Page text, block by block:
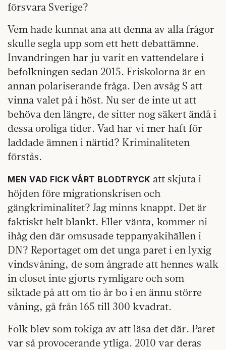
försvara Sverige?
Vem hade kunnat ana att denna av alla frågor
skulle segla upp som ett hett debattämne.
Invandringen har ju varit en vattendelare i
befolkningen sedan 2015. Friskolorna är en
annan polariserande fråga. Den avsåg S att
vinna valet på i höst. Nu ser de inte ut att
behöva den längre, de sitter nog säkert ändå i
dessa oroliga tider. Vad har vi mer haft för
laddade ämnen i närtid? Kriminaliteten
förstås.
MEN VAD FICK VÅRT BLODTRYCK att skjuta i
höjden före migrationskrisen och
gängkriminalitet? Jag minns knappt. Det är
faktiskt helt blankt. Eller vänta, kommer ni
ihåg den där omsusade teppanyakihällen i
DN? Reportaget om det unga paret i en lyxig
vindsvåning, de som ångrade att hennes walk
in closet inte gjorts rymligare och som
siktade på att om tio år bo i en ännu större
våning, gå från 165 till 300 kvadrat.
Folk blev som tokiga av att läsa det där. Paret
var så provocerande ytliga. 2010 var deras